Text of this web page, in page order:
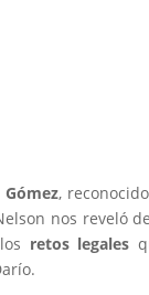
,
nos reveló
retos legales